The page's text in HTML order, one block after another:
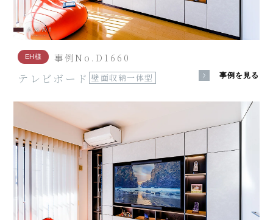
EH様 事例No.D1660
テレビボード 壁面収納一体型 事例を見る